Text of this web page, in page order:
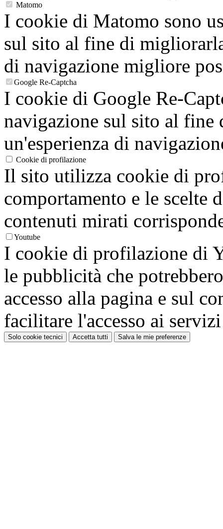
Matomo
I cookie di Matomo sono
sul sito al fine di
di navigazione migliore
Google Re-Captcha
I cookie di Google Re-
navigazione sul sito al
un'esperienza di
Cookie di profilazione
Il sito utilizza cookie di
comportamento e le scelte
contenuti mirati
Youtube
I cookie di profilazione di
le pubblicità che
accesso alla pagina e sul
facilitare l'accesso ai
Solo cookie tecnici Accetta tutti Salva le mie preferenze